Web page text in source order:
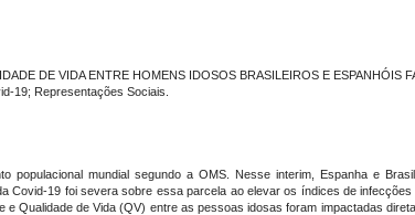
DE VIDA ENTRE HOMENS IDOSOS BRASILEIROS E ESPANHÓIS
19; Representações Sociais.
populacional mundial segundo a OMS. Nesse interim, Espanha e
Covid-19 foi severa sobre essa parcela ao elevar os índices de
Qualidade de Vida (QV) entre as pessoas idosas foram impactadas